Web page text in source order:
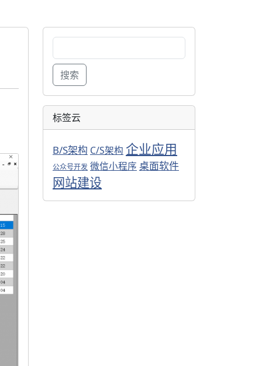
索：
搜索
标签云
B/S架构 C/S架构 企业应用
公众号开发 微信小程序 桌面软件
网站建设